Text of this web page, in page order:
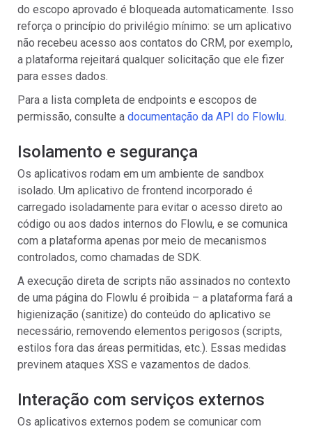
do escopo aprovado é bloqueada automaticamente. Isso
reforça o princípio do privilégio mínimo: se um aplicativo
não recebeu acesso aos contatos do CRM, por exemplo,
a plataforma rejeitará qualquer solicitação que ele fizer
para esses dados.
Para a lista completa de endpoints e escopos de
permissão, consulte a documentação da API do Flowlu.
Isolamento e segurança
Os aplicativos rodam em um ambiente de sandbox
isolado. Um aplicativo de frontend incorporado é
carregado isoladamente para evitar o acesso direto ao
código ou aos dados internos do Flowlu, e se comunica
com a plataforma apenas por meio de mecanismos
controlados, como chamadas de SDK.
A execução direta de scripts não assinados no contexto
de uma página do Flowlu é proibida – a plataforma fará a
higienização (sanitize) do conteúdo do aplicativo se
necessário, removendo elementos perigosos (scripts,
estilos fora das áreas permitidas, etc.). Essas medidas
previnem ataques XSS e vazamentos de dados.
Interação com serviços externos
Os aplicativos externos podem se comunicar com